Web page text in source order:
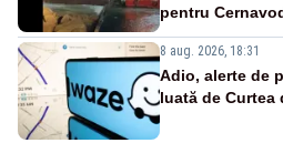
pentru
8 aug. 2026, 18:31
Adio, alerte de
luată de Curtea